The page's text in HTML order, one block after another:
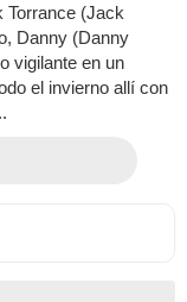
Torrance (Jack
Danny (Danny
vigilante en un
el invierno allí con